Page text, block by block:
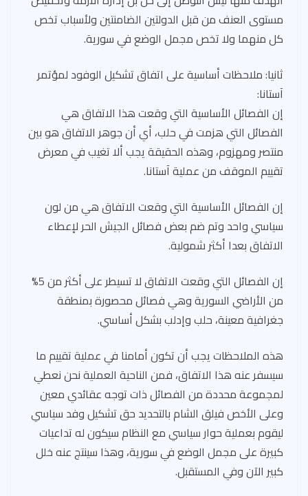
مستوى العنف من قبل الدولتين الضامنتين ولأسباب تخص
كل منهما ولا تخص مجمل الوضع في سورية.
ثانيا: ملاحظات أساسية على اتفاق تشكيل الوفود لمؤتمر
آستانا:
إن الفصائل الأساسية التي وقعت هذا الاتفاق هي
الفصائل التي هزمت في حلب، أي أن جوهر الاتفاق هو بين
منتصر ومهزوم، وهذه الحقيقة يجب ألا تغيب في معرض
تقييم الموقف من عملية آستانا.
إن الفصائل الأساسية التي وقعت الاتفاق هي من لون
سياسي واحد وتم ضم بعض فصائل الجيش الحر لإعطاء
الاتفاق بعدا أكثر شمولية.
إن الفصائل التي وقعت الاتفاق لا تسيطر على أكثر من 5%
من الأراضي السورية وهي فصائل محصورة بمنطقة
جغرافية معينة، حلب وإدلب بشكل أساسي.
هذه الملاحظات يجب أن تكون أمامنا في عملية تقييم ما
سيسفر عنه هذا الاتفاق، فمن الناحية العملية نحن نعطي
لمجموعة محددة من الفصائل ذات توجه عقائدي معين
وعلى الأخص فيلق الشام بالتحديد حق تشكيل وفد سياسي
ليقوم بعملية حوار سياسي مع النظام سيكون له تداعيات
كبيرة على مجمل الوضع في سورية، وهذا سينتج عنه خلل
كبير الآن وفي المستقبل.